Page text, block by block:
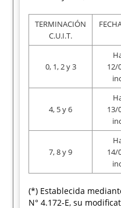
TERMINACIÓN
C.U.I.T.
0, 1, 2 y 3
12/
4, 5 y 6
13/
7, 8 y 9
14/
(*) Establecida
N° 4.172-E, su